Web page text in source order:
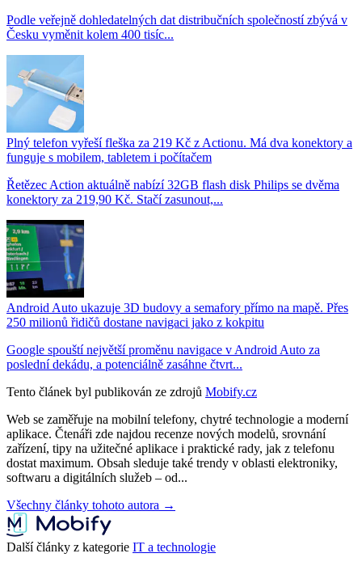
Podle veřejně dohledatelných dat distribučních společností zbývá v
Česku vyměnit kolem 400 tisíc...
Plný telefon vyřeší fleška za 219 Kč z Actionu. Má dva konektory a
funguje s mobilem, tabletem i počítačem
Řetězec Action aktuálně nabízí 32GB flash disk Philips se dvěma
konektory za 219,90 Kč. Stačí zasunout,...
Android Auto ukazuje 3D budovy a semafory přímo na mapě. Přes
250 milionů řidičů dostane navigaci jako z kokpitu
Google spouští největší proměnu navigace v Android Auto za
poslední dekádu, a potenciálně zasáhne čtvrt...
Tento článek byl publikován ze zdrojů Mobify.cz
Web se zaměřuje na mobilní telefony, chytré technologie a moderní
aplikace. Čtenáři zde najdou recenze nových modelů, srovnání
zařízení, tipy na užitečné aplikace i praktické rady, jak z telefonu
dostat maximum. Obsah sleduje také trendy v oblasti elektroniky,
softwaru a digitálních služeb – od...
Všechny články tohoto autora →
Další články z kategorie IT a technologie